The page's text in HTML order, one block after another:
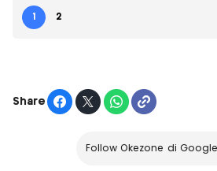
1 2
Share
Follow Okezone di